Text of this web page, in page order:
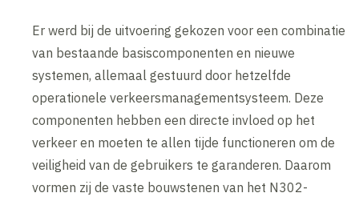
Er werd bij de uitvoering gekozen voor een combinatie
van bestaande basiscomponenten en nieuwe
systemen, allemaal gestuurd door hetzelfde
operationele verkeersmanagementsysteem. Deze
componenten hebben een directe invloed op het
verkeer en moeten te allen tijde functioneren om de
veiligheid van de gebruikers te garanderen. Daarom
vormen zij de vaste bouwstenen van het N302-